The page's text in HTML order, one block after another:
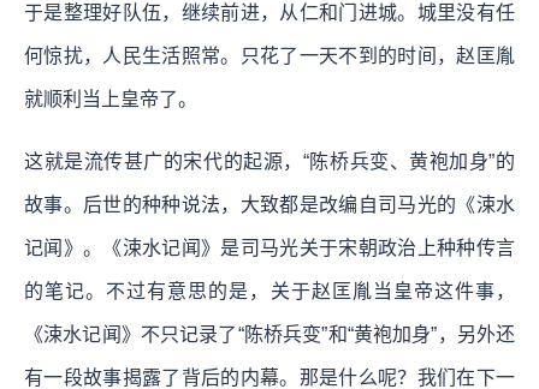
于是整理好队伍，继续前进，从仁和门进城。城里没有任
何惊扰，人民生活照常。只花了一天不到的时间，赵匡胤
就顺利当上皇帝了。
这就是流传甚广的宋代的起源，“陈桥兵变、黄袍加身”的
故事。后世的种种说法，大致都是改编自司马光的《涑水
记闻》。《涑水记闻》是司马光关于宋朝政治上种种传言
的笔记。不过有意思的是，关于赵匡胤当皇帝这件事，
《涑水记闻》不只记录了“陈桥兵变”和“黄袍加身”，另外还
有一段故事揭露了背后的内幕。那是什么呢？我们在下一